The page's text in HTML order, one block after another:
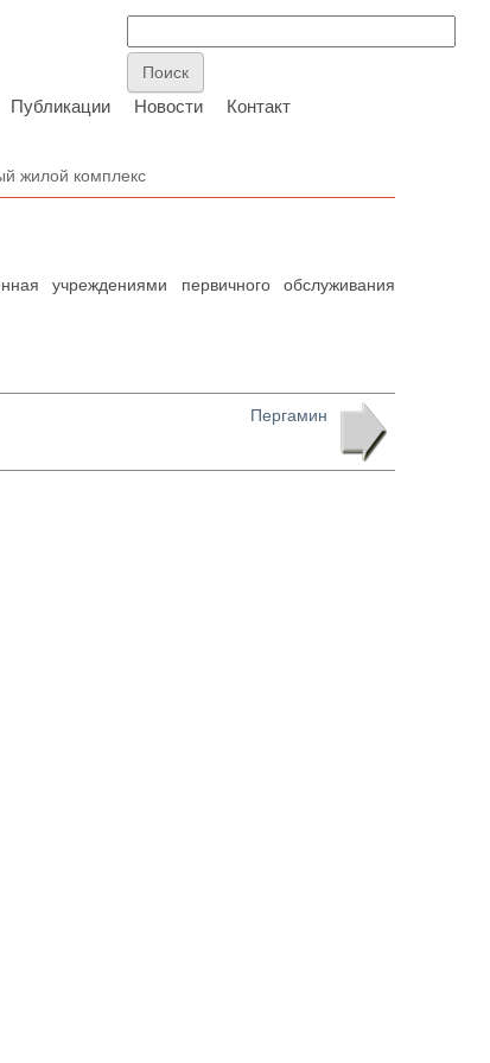
Публикации Новости Контакт
жилой комплекс
учреждениями первичного обслуживания
Пергамин